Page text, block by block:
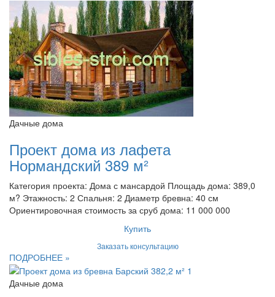
Дачные дома
Проект дома из лафета
Нормандский 389 м²
Категория проекта: Дома с мансардой Площадь дома: 389,0
м? Этажность: 2 Спальня: 2 Диаметр бревна: 40 см
Ориентировочная стоимость за сруб дома: 11 000 000
Купить
Заказать консультацию
ПОДРОБНЕЕ »
Дачные дома